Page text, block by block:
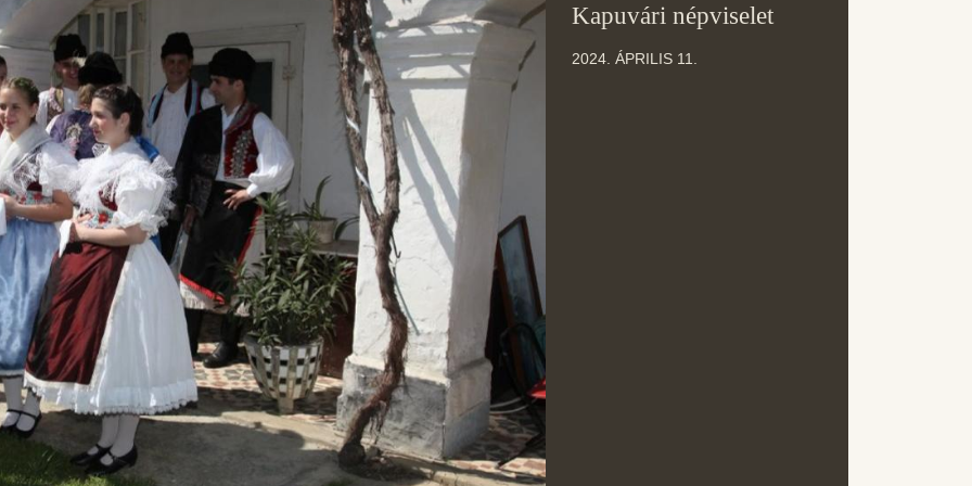
Kapuvári népviselet
2024. ÁPRILIS 11.